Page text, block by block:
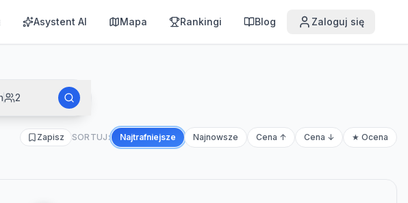
Asystent AI Mapa Rankingi Blog Zaloguj się
2
Zapisz SORTUJ: Najtrafniejsze Najnowsze Cena ↑ Cena ↓ ★ Ocena